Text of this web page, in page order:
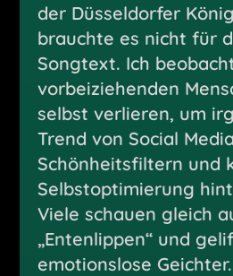
der Düsseldorfer
brauchte es nicht für
Songtext. Ich
vorbeiziehenden
selbst verlieren, um
Trend von Social
Schönheitsfiltern und
Selbstoptimierung
Viele schauen gleich
„Entenlippen“ und
emotionslose